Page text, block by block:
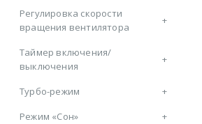
Регулировка скорости
вращения вентилятора
+
Таймер включения/
выключения
+
Турбо-режим
+
Режим «Сон»
+